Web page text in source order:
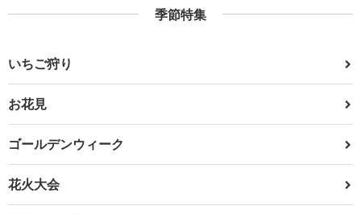
季節特集
いちご狩り
お花見
ゴールデンウィーク
花火大会